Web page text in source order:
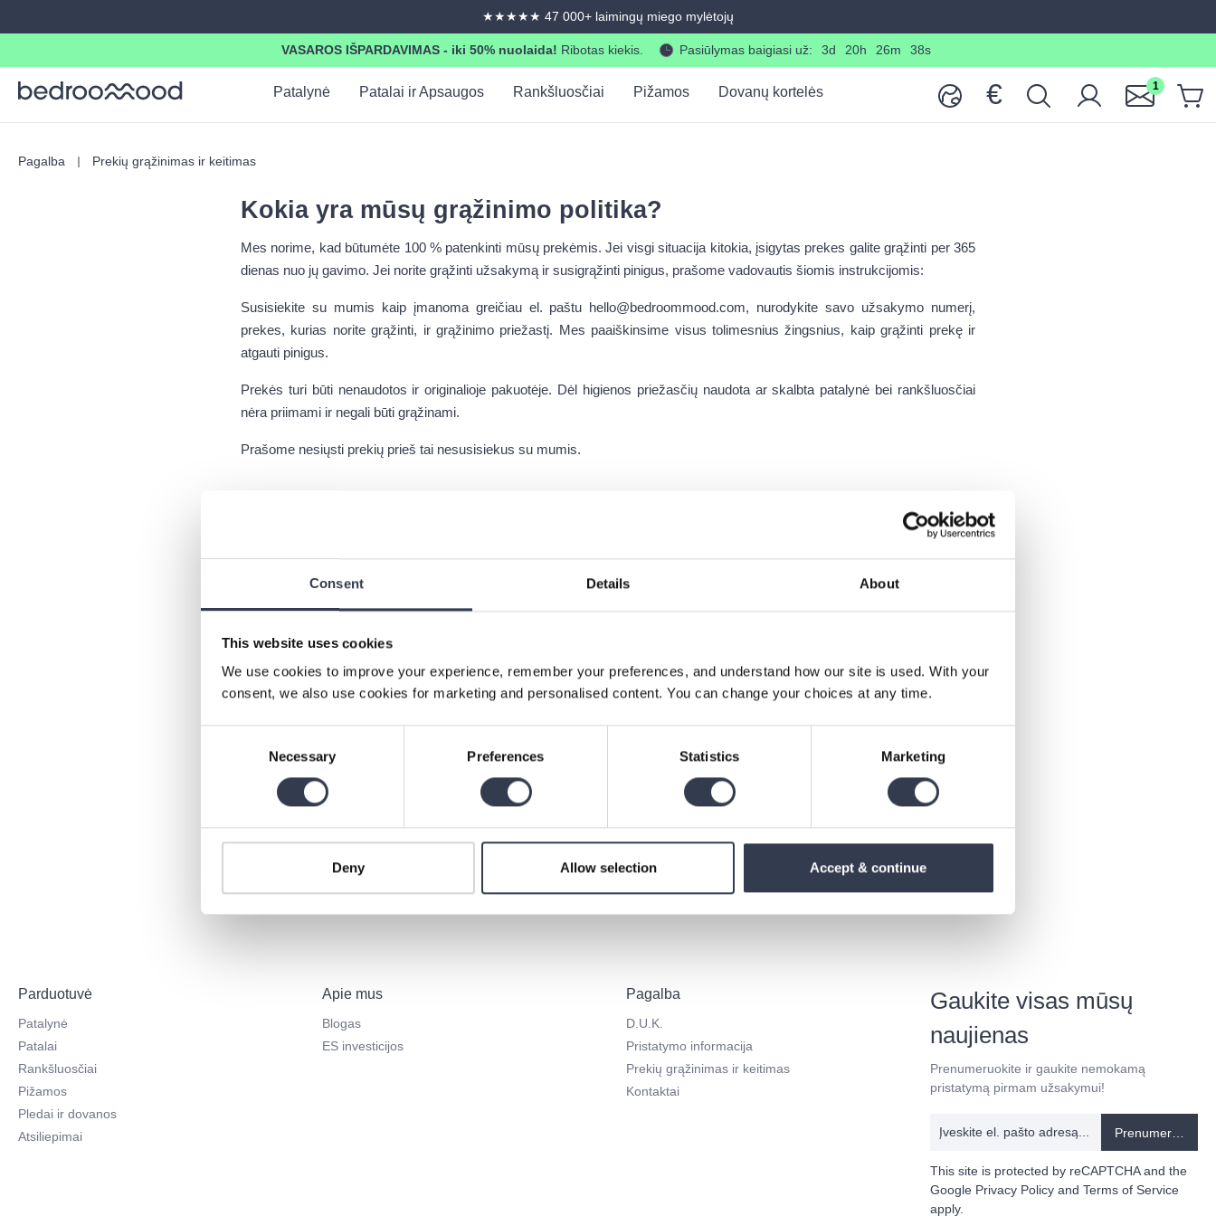
Consent Details About
This website uses cookies
We use cookies to improve your experience, remember your preferences, and understand how our site is used. With your
consent, we also use cookies for marketing and personalised content. You can change your choices at any time.
Necessary Preferences Statistics Marketing
Deny Allow selection Accept & continue
365 dienų grąžinimo ir keitimo galimybė
VASAROS IŠPARDAVIMAS - iki 50% nuolaida! Ribotas kiekis. Pasiūlymas baigiasi už: 3d 20h 26m 37s
Patalynė Patalai ir Apsaugos Rankšluosčiai Pižamos Dovanų kortelės € 1
Pagalba Prekių grąžinimas ir keitimas
Kokia yra mūsų grąžinimo politika?
Mes norime, kad būtumėte 100 % patenkinti mūsų prekėmis. Jei visgi situacija kitokia, įsigytas prekes galite grąžinti per 365
dienas nuo jų gavimo. Jei norite grąžinti užsakymą ir susigrąžinti pinigus, prašome vadovautis šiomis instrukcijomis:
Susisiekite su mumis kaip įmanoma greičiau el. paštu hello@bedroommood.com, nurodykite savo užsakymo numerį,
prekes, kurias norite grąžinti, ir grąžinimo priežastį. Mes paaiškinsime visus tolimesnius žingsnius, kaip grąžinti prekę ir
atgauti pinigus.
Prekės turi būti nenaudotos ir originalioje pakuotėje. Dėl higienos priežasčių naudota ar skalbta patalynė bei rankšluosčiai
nėra priimami ir negali būti grąžinami.
Prašome nesiųsti prekių prieš tai nesusisiekus su mumis.
Prekę į kitą prekę nekeičiame. Jei norite kito dydžio, spalvos ar kito produkto, prašome grąžinti turimą prekę pinigų
Kaip grąžinti nekokybišką prekę?
Mes visuomet stengiamės užtikrinti, kad jūsų įsigytos prekės būtų puikios būklės. Vis dėlto, jei prekė turi gamyklinį defektą,
Jei norite grąžinti nekokybišką prekę, susisiekite su mumis adresu hello@bedroommood.com
ir mes padėsime jums atlikti
grąžinimo procesą.
Parduotuvė
Patalynė
Patalai
Rankšluosčiai
Pižamos
Pledai ir dovanos
Atsiliepimai
Apie mus
Blogas
ES investicijos
Pagalba
D.U.K.
Pristatymo informacija
Prekių grąžinimas ir keitimas
Kontaktai
Gaukite visas mūsų
naujienas
Prenumeruokite ir gaukite nemokamą
pristatymą pirmam užsakymui!
Prenumeruoti
This site is protected by reCAPTCHA and the
Google Privacy Policy and Terms of Service
apply.